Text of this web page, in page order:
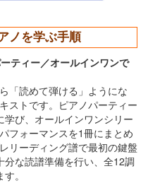
ノを学ぶ手順
ティー／オールインワンで
「読めて弾ける」ようにな
ストです。ピアノパーティー
び、オールインワンシリー
フォーマンスを1冊にまとめ
リーディング譜で最初の鍵盤
な読譜準備を行い、全12調
。